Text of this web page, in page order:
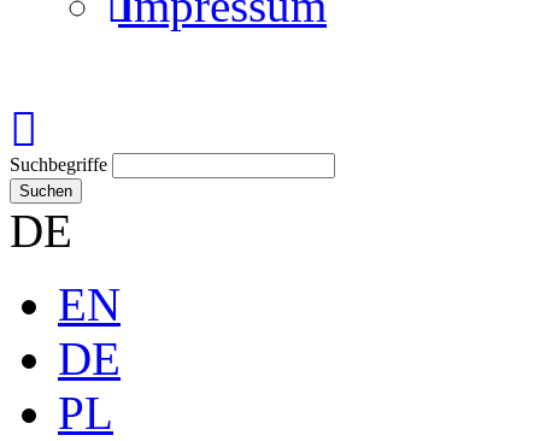
Suchbegriffe
Suchen
DE
EN
DE
PL